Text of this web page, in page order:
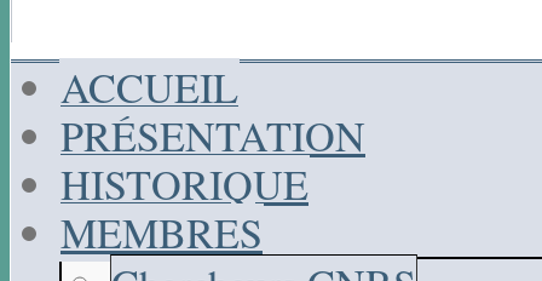
ACCUEIL
PRÉSENTATION
HISTORIQUE
MEMBRES